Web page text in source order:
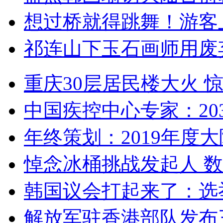
想过桥就得跳舞！游客
祁连山下玉石画师用
重庆30层居民楼大火
中国疾控中心专家：
年终策划：2019年度
悼念冰桶挑战发起人
韩国议会打起来了：
解放军驻香港部队发